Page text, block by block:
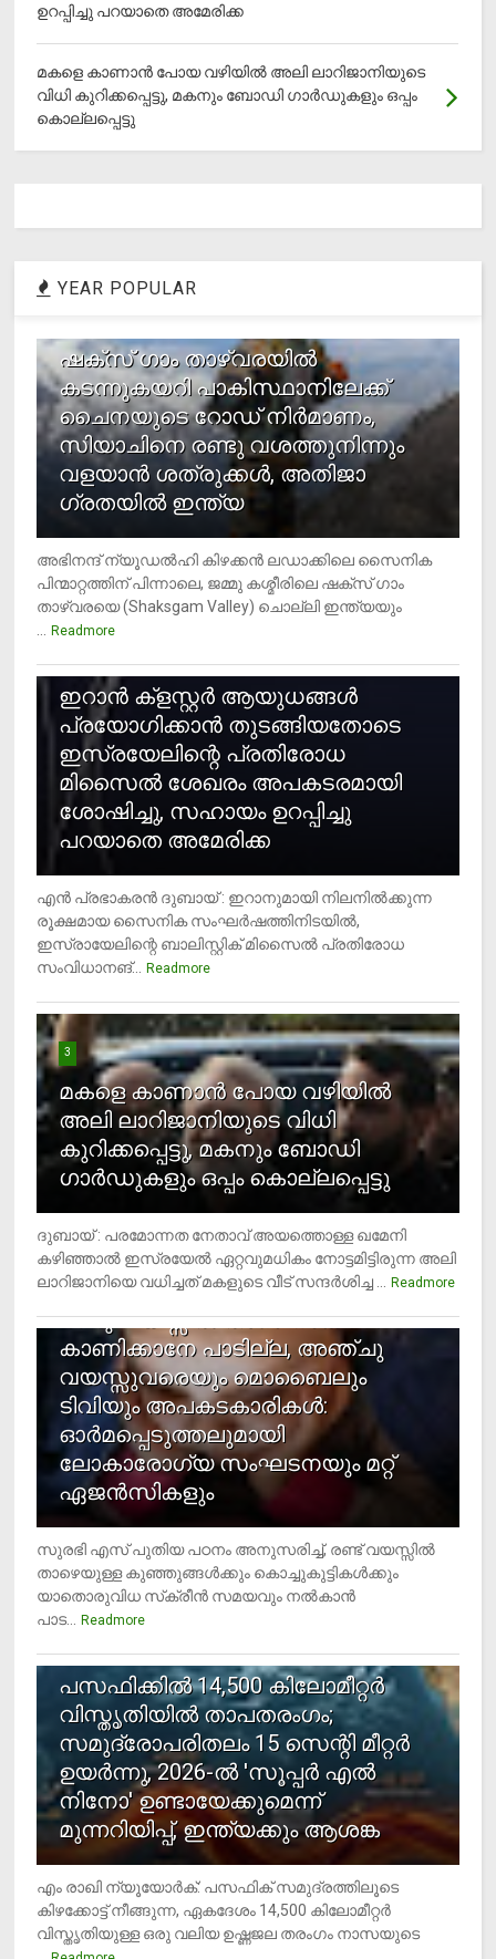
ഉറപ്പിച്ചു പറയാതെ അമേരിക്ക
മകളെ കാണാന്‍ പോയ വഴിയില്‍ അലി ലാറിജാനിയുടെ
വിധി കുറിക്കപ്പെട്ടു, മകനും ബോഡി ഗാര്‍ഡുകളും ഒപ്പം
കൊല്ലപ്പെട്ടു
YEAR POPULAR
ഷക്സ് ​ഗാം താഴ്‌വരയിൽ
കടന്നുകയറി പാകിസ്ഥാനിലേക്ക്
ചൈനയുടെ റോഡ് നിർമാണം,
സിയാചിനെ രണ്ടു വശത്തുനിന്നും
വളയാൻ ശത്രുക്കൾ, അതിജാ​
ഗ്രതയിൽ ഇന്ത്യ
അഭിനന്ദ് ന്യൂഡൽഹി കിഴക്കൻ ലഡാക്കിലെ സൈനിക
പിന്മാറ്റത്തിന് പിന്നാലെ, ജമ്മു കശ്മീരിലെ ഷക്സ് ​ഗാം
താഴ്‌വരയെ (Shaksgam Valley) ചൊല്ലി ഇന്ത്യയും
... Readmore
ഇറാന്‍ ക്‌ളസ്റ്റര്‍ ആയുധങ്ങള്‍
പ്രയോഗിക്കാന്‍ തുടങ്ങിയതോടെ
ഇസ്രയേലിന്റെ പ്രതിരോധ
മിസൈല്‍ ശേഖരം അപകടരമായി
ശോഷിച്ചു, സഹായം ഉറപ്പിച്ചു
പറയാതെ അമേരിക്ക
എന്‍ പ്രഭാകരന്‍ ദുബായ് : ഇറാനുമായി നിലനില്‍ക്കുന്ന
രൂക്ഷമായ സൈനിക സംഘര്‍ഷത്തിനിടയില്‍,
ഇസ്രായേലിന്റെ ബാലിസ്റ്റിക് മിസൈല്‍ പ്രതിരോധ
സംവിധാനങ്... Readmore
3
മകളെ കാണാന്‍ പോയ വഴിയില്‍
അലി ലാറിജാനിയുടെ വിധി
കുറിക്കപ്പെട്ടു, മകനും ബോഡി
ഗാര്‍ഡുകളും ഒപ്പം കൊല്ലപ്പെട്ടു
ദുബായ് : പരമോന്നത നേതാവ് അയത്തൊള്ള ഖമേനി
കഴിഞ്ഞാല്‍ ഇസ്രയേല്‍ ഏറ്റവുമധികം നോട്ടമിട്ടിരുന്ന അലി
ലാറിജാനിയെ വധിച്ചത് മകളുടെ വീട് സന്ദര്‍ശിച്ച ... Readmore
4
രണ്ടു വയസ്സില്‍ താഴെ സ്‌ക്രീന്‍
കാണിക്കാനേ പാടില്ല, അഞ്ചു
വയസ്സുവരെയും മൊബൈലും
ടിവിയും അപകടകാരികള്‍:
ഓര്‍മപ്പെടുത്തലുമായി
ലോകാരോഗ്യ സംഘടനയും മറ്റ്
ഏജന്‍സികളും
സുരഭി എസ് പുതിയ പഠനം അനുസരിച്ച്, രണ്ട് വയസ്സില്‍
താഴെയുള്ള കുഞ്ഞുങ്ങള്‍ക്കും കൊച്ചുകുട്ടികള്‍ക്കും
യാതൊരുവിധ സ്‌ക്രീന്‍ സമയവും നല്‍കാന്‍
പാട... Readmore
പസഫിക്കില്‍ 14,500 കിലോമീറ്റര്‍
വിസ്തൃതിയില്‍ താപതരംഗം;
സമുദ്രോപരിതലം 15 സെന്റി മീറ്റര്‍
ഉയര്‍ന്നു, 2026-ല്‍ 'സൂപ്പര്‍ എല്‍
നിനോ' ഉണ്ടായേക്കുമെന്ന്
മുന്നറിയിപ്പ്, ഇന്ത്യക്കും ആശങ്ക
എം രാഖി ന്യൂയോര്‍ക്: പസഫിക് സമുദ്രത്തിലൂടെ
കിഴക്കോട്ട് നീങ്ങുന്ന, ഏകദേശം 14,500 കിലോമീറ്റര്‍
വിസ്തൃതിയുള്ള ഒരു വലിയ ഉഷ്ണജല തരംഗം നാസയുടെ